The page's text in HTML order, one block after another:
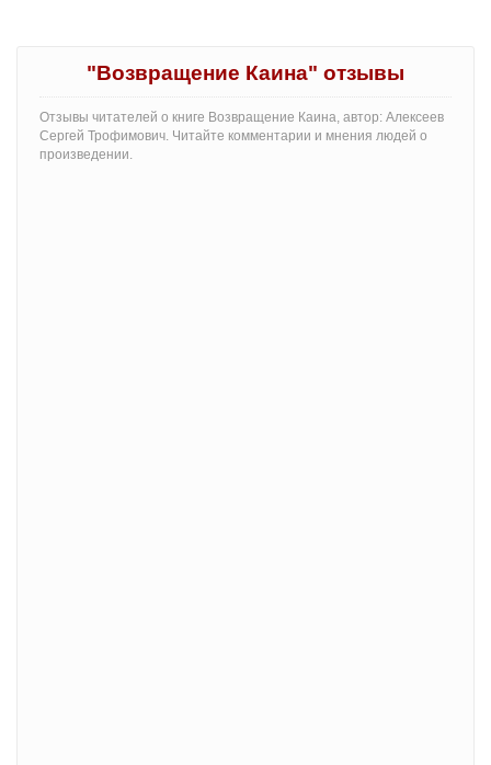
"Возвращение Каина" отзывы
Отзывы читателей о книге Возвращение Каина, автор: Алексеев
Сергей Трофимович. Читайте комментарии и мнения людей о
произведении.